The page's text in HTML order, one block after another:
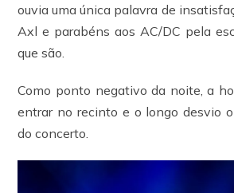
ouvia uma única palavra de
Axl e parabéns aos AC/DC pela
que são.
Como ponto negativo da noite, a
entrar no recinto e o longo desvio
do concerto.